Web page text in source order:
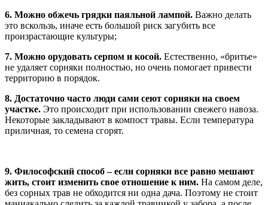
6. Можно обжечь грядки паяльной лампой. Важно делать
это вскользь, иначе есть большой риск загубить все
произрастающие культуры;
7. Можно орудовать серпом и косой. Естественно, «бритье»
не удаляет сорняки полностью, но очень помогает привести
территорию в порядок.
8. Достаточно часто люди сами сеют сорняки на своем
участке. Это происходит при использовании свежего навоза.
Некоторые закладывают в компост травы. Если температура
приличная, то семена сгорят.
9. Философский способ – если сорняки все равно мешают
жить, стоит изменить свое отношение к ним. На самом деле,
без сорных трав не обходится ни одна дача. Поэтому не стоит